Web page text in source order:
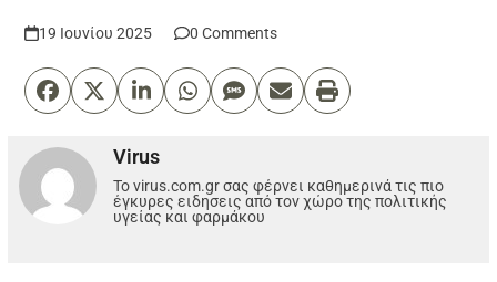
19 Ιουνίου 2025 0 Comments
Virus
Το virus.com.gr σας φέρνει καθημερινά τις πιο
έγκυρες ειδησεις από τον χώρο της πολιτικής
υγείας και φαρμάκου